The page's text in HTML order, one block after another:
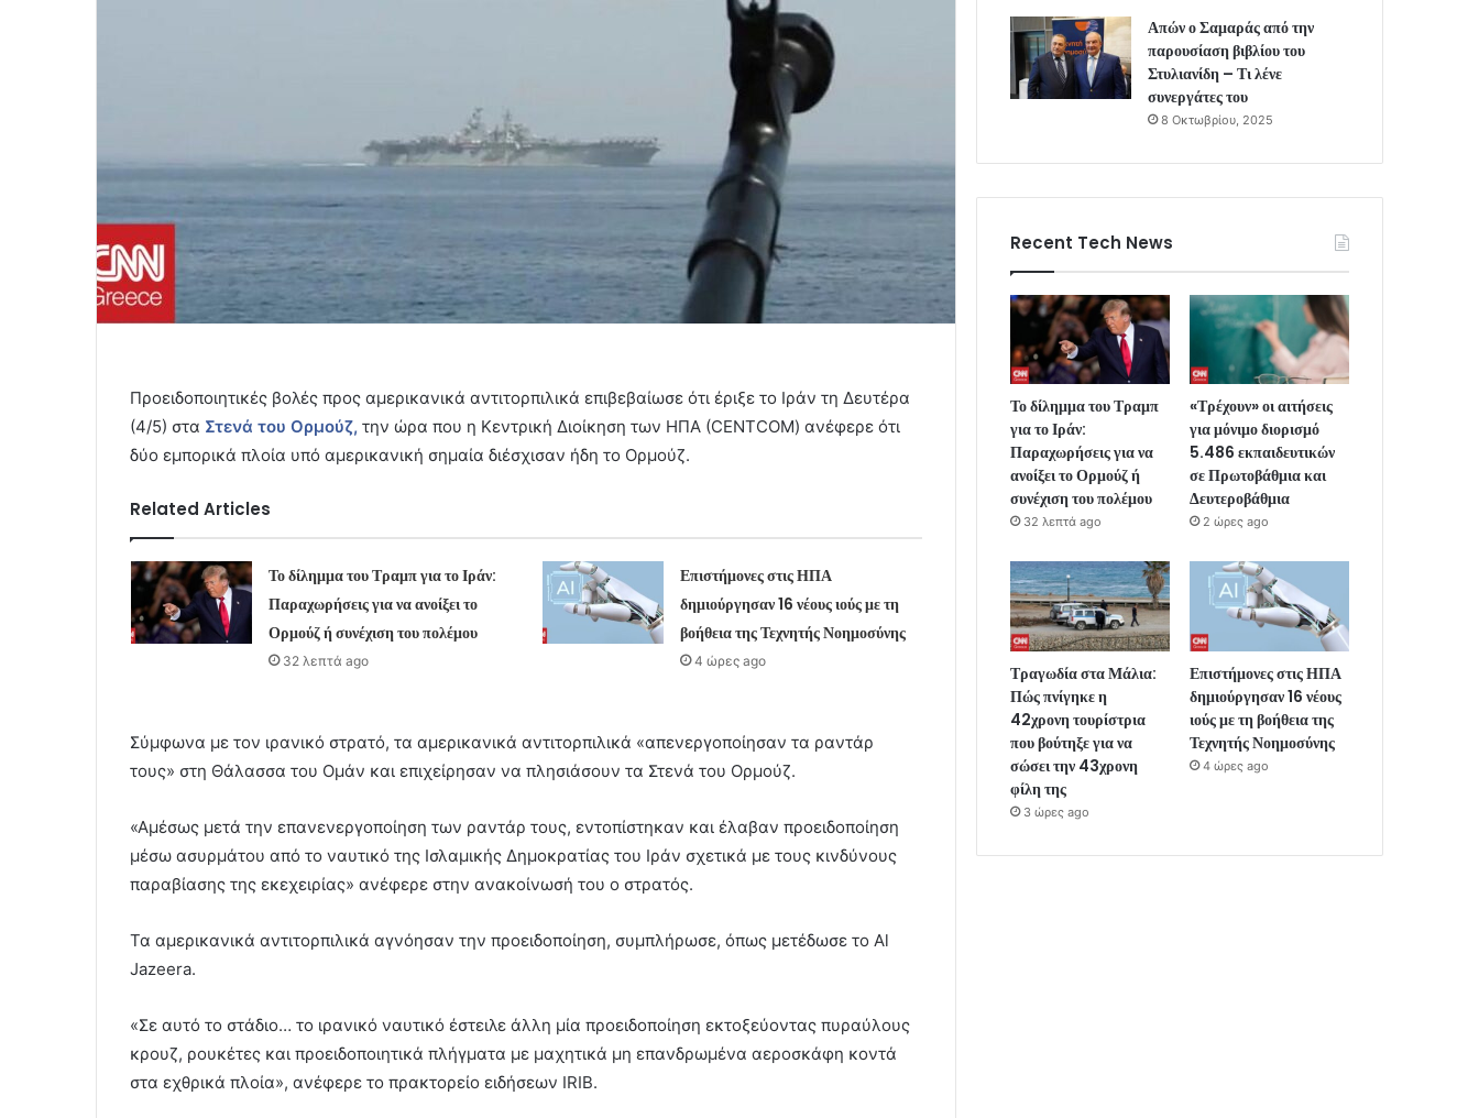
Προειδοποιητικές βολές προς αμερικανικά αντιτορπιλικά επιβεβαίωσε ότι έριξε το Ιράν τη Δευτέρα
(4/5) στα Στενά του Ορμούζ, την ώρα που η Κεντρική Διοίκηση των ΗΠΑ (CENTCOM) ανέφερε ότι
δύο εμπορικά πλοία υπό αμερικανική σημαία διέσχισαν ήδη το Ορμούζ.
Related Articles
Το δίλημμα του Τραμπ για το Ιράν:
Παραχωρήσεις για να ανοίξει το
Ορμούζ ή συνέχιση του πολέμου
32 λεπτά ago
Επιστήμονες στις ΗΠΑ
δημιούργησαν 16 νέους ιούς με τη
βοήθεια της Τεχνητής Νοημοσύνης
4 ώρες ago
Σύμφωνα με τον ιρανικό στρατό, τα αμερικανικά αντιτορπιλικά «απενεργοποίησαν τα ραντάρ
τους» στη Θάλασσα του Ομάν και επιχείρησαν να πλησιάσουν τα Στενά του Ορμούζ.
«Αμέσως μετά την επανενεργοποίηση των ραντάρ τους, εντοπίστηκαν και έλαβαν προειδοποίηση
μέσω ασυρμάτου από το ναυτικό της Ισλαμικής Δημοκρατίας του Ιράν σχετικά με τους κινδύνους
παραβίασης της εκεχειρίας» ανέφερε στην ανακοίνωσή του ο στρατός.
Τα αμερικανικά αντιτορπιλικά αγνόησαν την προειδοποίηση, συμπλήρωσε, όπως μετέδωσε το Al
Jazeera.
«Σε αυτό το στάδιο… το ιρανικό ναυτικό έστειλε άλλη μία προειδοποίηση εκτοξεύοντας πυραύλους
κρουζ, ρουκέτες και προειδοποιητικά πλήγματα με μαχητικά μη επανδρωμένα αεροσκάφη κοντά
στα εχθρικά πλοία», ανέφερε το πρακτορείο ειδήσεων IRIB.
Απών ο Σαμαράς από την
παρουσίαση βιβλίου του
Στυλιανίδη – Τι λένε
συνεργάτες του
8 Οκτωβρίου, 2025
Recent Tech News
Το δίλημμα του Τραμπ
για το Ιράν:
Παραχωρήσεις για να
ανοίξει το Ορμούζ ή
συνέχιση του πολέμου
32 λεπτά ago
«Τρέχουν» οι αιτήσεις
για μόνιμο διορισμό
5.486 εκπαιδευτικών
σε Πρωτοβάθμια και
Δευτεροβάθμια
2 ώρες ago
Τραγωδία στα Μάλια:
Πώς πνίγηκε η
42χρονη τουρίστρια
που βούτηξε για να
σώσει την 43χρονη
φίλη της
3 ώρες ago
Επιστήμονες στις ΗΠΑ
δημιούργησαν 16 νέους
ιούς με τη βοήθεια της
Τεχνητής Νοημοσύνης
4 ώρες ago